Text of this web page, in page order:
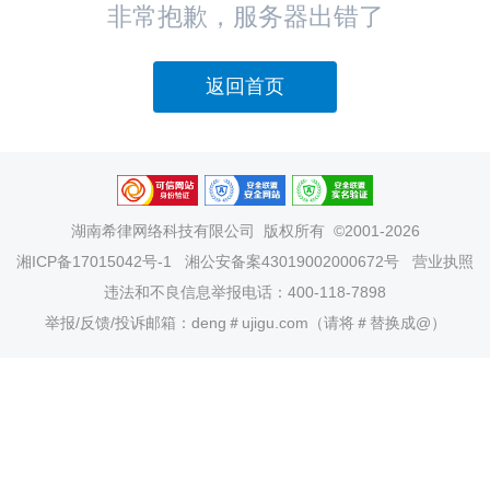
非常抱歉，服务器出错了
返回首页
湖南希律网络科技有限公司
版权所有 ©2001-2026
湘ICP备17015042号-1
湘公安备案43019002000672号
营业执照
违法和不良信息举报电话：400-118-7898
举报/反馈/投诉邮箱：deng＃ujigu.com（请将＃替换成@）